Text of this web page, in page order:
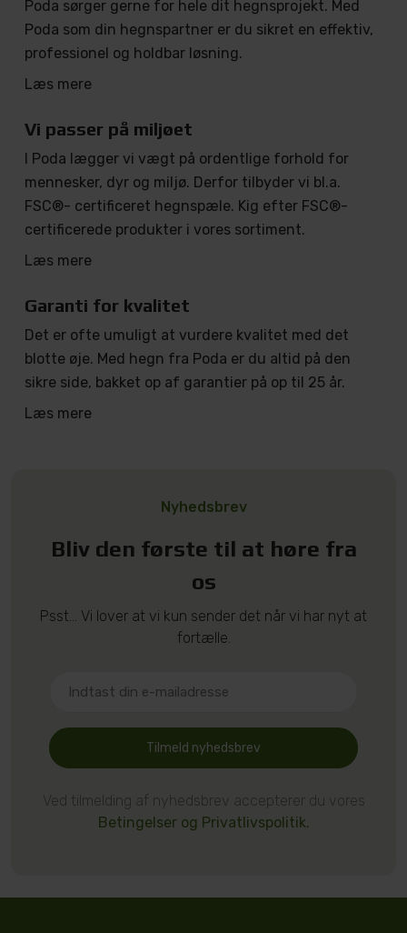
Poda sørger gerne for hele dit hegnsprojekt. Med
Poda som din hegnspartner er du sikret en effektiv,
professionel og holdbar løsning.
Læs mere
Vi passer på miljøet
I Poda lægger vi vægt på ordentlige forhold for
mennesker, dyr og miljø. Derfor tilbyder vi bl.a.
FSC®- certificeret hegnspæle. Kig efter FSC®-
certificerede produkter i vores sortiment.
Læs mere
Garanti for kvalitet
Det er ofte umuligt at vurdere kvalitet med det
blotte øje. Med hegn fra Poda er du altid på den
sikre side, bakket op af garantier på op til 25 år.
Læs mere
Nyhedsbrev
Bliv den første til at høre fra
os
Psst... Vi lover at vi kun sender det når vi har nyt at
fortælle.
Tilmeld nyhedsbrev
Ved tilmelding af nyhedsbrev accepterer du vores
Betingelser og Privatlivspolitik.